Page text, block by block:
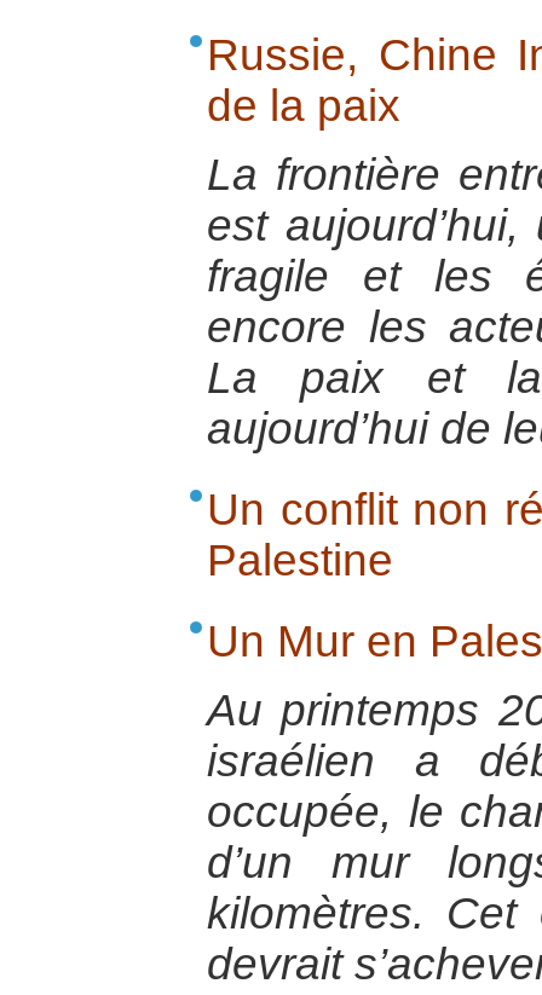
Russie, Chine
de la paix
La frontière
est
fragile et les
encore les
La paix et la
aujourd’hui de
Un conflit non
Palestine
Un Mur en
Au printemps
israélien a
occupée, le
d’un mur
kilomètres. Cet
devrait